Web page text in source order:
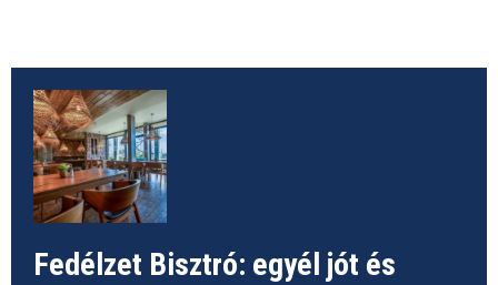
Fedélzet Bisztró: egyél jót és